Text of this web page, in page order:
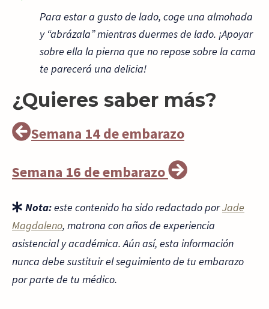
Para estar a gusto de lado, coge una almohada
y “abrázala” mientras duermes de lado. ¡Apoyar
sobre ella la pierna que no repose sobre la cama
te parecerá una delicia!
¿Quieres saber más?
Semana 14 de embarazo
Semana 16 de embarazo
Nota:este contenido ha sido redactado porJade
Magdaleno, matrona con años de experiencia
asistencial y académica. Aún así, esta información
nunca debe sustituir el seguimiento de tu embarazo
por parte de tu médico.